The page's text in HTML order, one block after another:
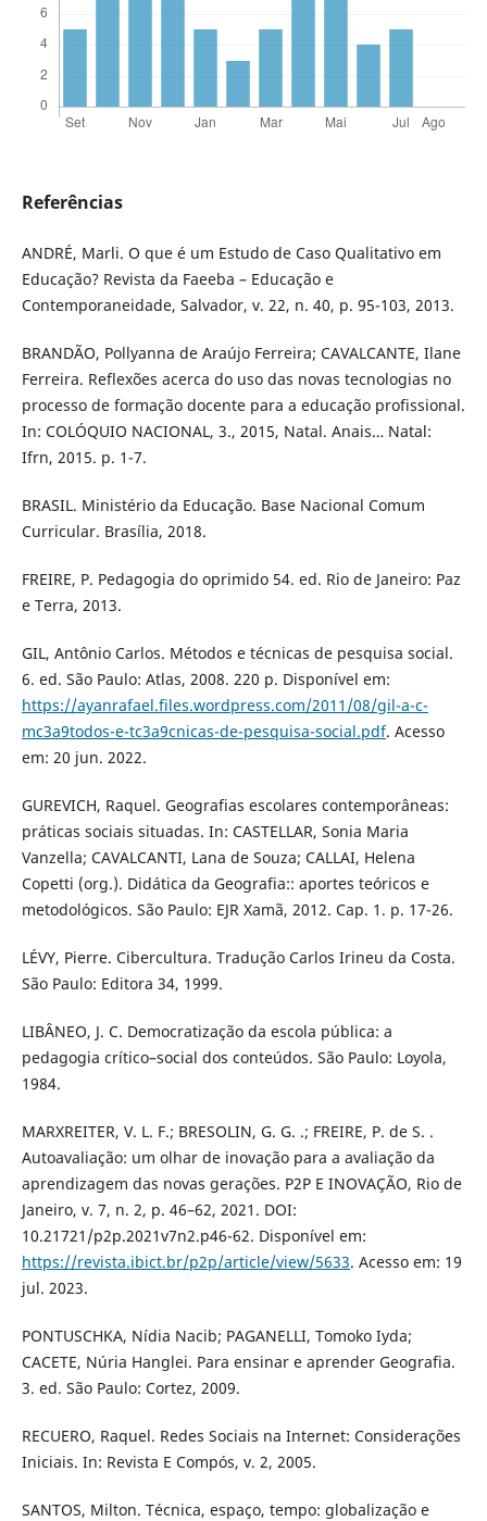
Referências
ANDRÉ, Marli. O que é um Estudo de Caso Qualitativo em
Educação? Revista da Faeeba – Educação e
Contemporaneidade, Salvador, v. 22, n. 40, p. 95-103, 2013.
BRANDÃO, Pollyanna de Araújo Ferreira; CAVALCANTE, Ilane
Ferreira. Reflexões acerca do uso das novas tecnologias no
processo de formação docente para a educação profissional.
In: COLÓQUIO NACIONAL, 3., 2015, Natal. Anais… Natal:
Ifrn, 2015. p. 1-7.
BRASIL. Ministério da Educação. Base Nacional Comum
Curricular. Brasília, 2018.
FREIRE, P. Pedagogia do oprimido 54. ed. Rio de Janeiro: Paz
e Terra, 2013.
GIL, Antônio Carlos. Métodos e técnicas de pesquisa social.
6. ed. São Paulo: Atlas, 2008. 220 p. Disponível em:
https://ayanrafael.files.wordpress.com/2011/08/gil-a-c-
mc3a9todos-e-tc3a9cnicas-de-pesquisa-social.pdf. Acesso
em: 20 jun. 2022.
GUREVICH, Raquel. Geografias escolares contemporâneas:
práticas sociais situadas. In: CASTELLAR, Sonia Maria
Vanzella; CAVALCANTI, Lana de Souza; CALLAI, Helena
Copetti (org.). Didática da Geografia:: aportes teóricos e
metodológicos. São Paulo: EJR Xamã, 2012. Cap. 1. p. 17-26.
LÉVY, Pierre. Cibercultura. Tradução Carlos Irineu da Costa.
São Paulo: Editora 34, 1999.
LIBÂNEO, J. C. Democratização da escola pública: a
pedagogia crítico–social dos conteúdos. São Paulo: Loyola,
1984.
MARXREITER, V. L. F.; BRESOLIN, G. G. .; FREIRE, P. de S. .
Autoavaliação: um olhar de inovação para a avaliação da
aprendizagem das novas gerações. P2P E INOVAÇÃO, Rio de
Janeiro, v. 7, n. 2, p. 46–62, 2021. DOI:
10.21721/p2p.2021v7n2.p46-62. Disponível em:
https://revista.ibict.br/p2p/article/view/5633. Acesso em: 19
jul. 2023.
PONTUSCHKA, Nídia Nacib; PAGANELLI, Tomoko Iyda;
CACETE, Núria Hanglei. Para ensinar e aprender Geografia.
3. ed. São Paulo: Cortez, 2009.
RECUERO, Raquel. Redes Sociais na Internet: Considerações
Iniciais. In: Revista E Compós, v. 2, 2005.
SANTOS, Milton. Técnica, espaço, tempo: globalização e